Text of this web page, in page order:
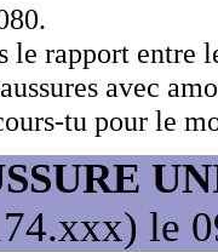
le rapport entre
avec
tu pour le
le